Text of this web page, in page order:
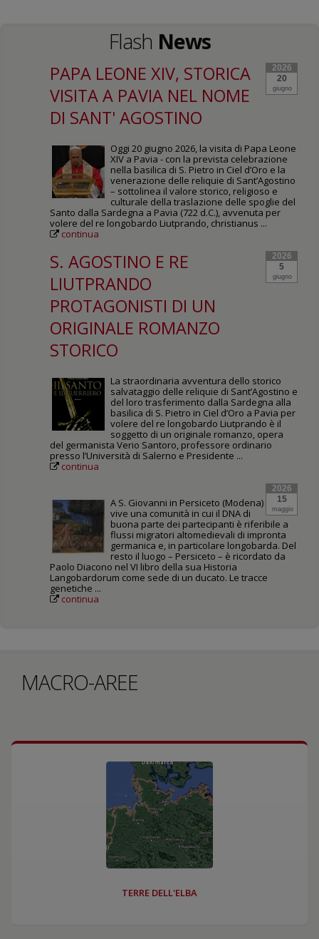
Flash News
2026
20
giugno
PAPA LEONE XIV, STORICA
VISITA A PAVIA NEL NOME
DI SANT' AGOSTINO
Oggi 20 giugno 2026, la visita di Papa Leone
XIV a Pavia - con la prevista celebrazione
nella basilica di S. Pietro in Ciel d’Oro e la
venerazione delle reliquie di Sant’Agostino
– sottolinea il valore storico, religioso e
culturale della traslazione delle spoglie del
Santo dalla Sardegna a Pavia (722 d.C.), avvenuta per
volere del re longobardo Liutprando, christianus ...
continua
2026
5
giugno
S. AGOSTINO E RE
LIUTPRANDO
PROTAGONISTI DI UN
ORIGINALE ROMANZO
STORICO
La straordinaria avventura dello storico
salvataggio delle reliquie di Sant’Agostino e
del loro trasferimento dalla Sardegna alla
basilica di S. Pietro in Ciel d’Oro a Pavia per
volere del re longobardo Liutprando è il
soggetto di un originale romanzo, opera
del germanista Verio Santoro, professore ordinario
presso l’Università di Salerno e Presidente ...
continua
2026
15
maggio
A S. Giovanni in Persiceto (Modena)
vive una comunità in cui il DNA di
buona parte dei partecipanti è riferibile a
flussi migratori altomedievali di impronta
germanica e, in particolare longobarda. Del
resto il luogo – Persiceto – è ricordato da
Paolo Diacono nel VI libro della sua Historia
Langobardorum come sede di un ducato. Le tracce
genetiche ...
continua
MACRO-AREE
TERRE DELL'ELBA